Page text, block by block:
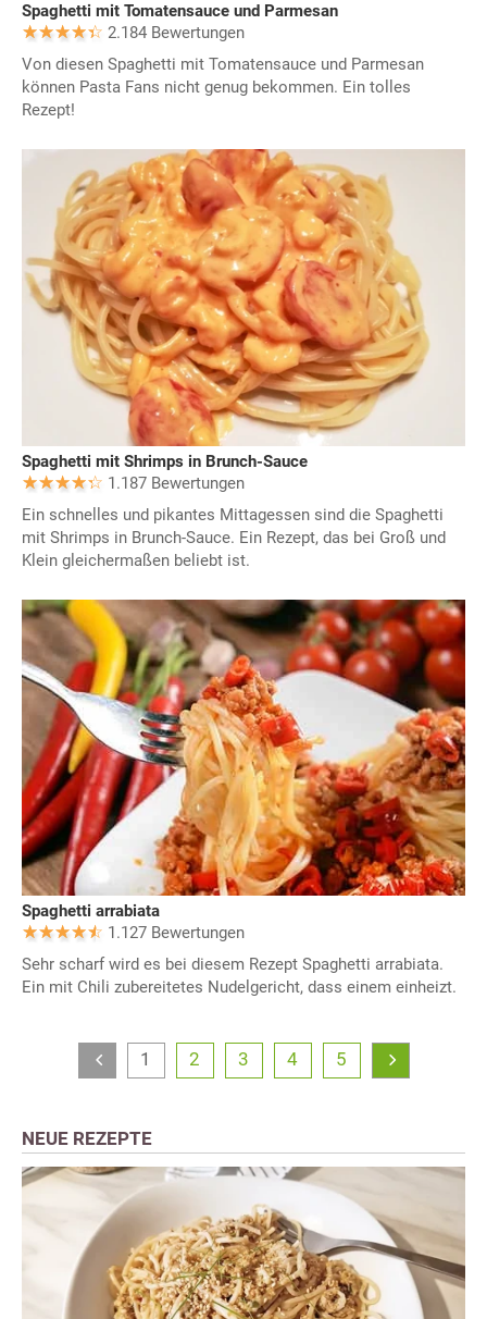
Spaghetti mit Tomatensauce und Parmesan
2.184 Bewertungen
Von diesen Spaghetti mit Tomatensauce und Parmesan
können Pasta Fans nicht genug bekommen. Ein tolles
Rezept!
Spaghetti mit Shrimps in Brunch-Sauce
1.187 Bewertungen
Ein schnelles und pikantes Mittagessen sind die Spaghetti
mit Shrimps in Brunch-Sauce. Ein Rezept, das bei Groß und
Klein gleichermaßen beliebt ist.
Spaghetti arrabiata
1.127 Bewertungen
Sehr scharf wird es bei diesem Rezept Spaghetti arrabiata.
Ein mit Chili zubereitetes Nudelgericht, dass einem einheizt.
1 2 3 4 5
NEUE REZEPTE